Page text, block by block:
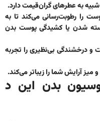
به عطرهای گران‌قیمت دارد.
را رطوبت‌رسانی می‌کند تا به
شدن یا کشیدگی پوست بدن
و درخشندگی بی‌نظیری را تجربه
میز آرایش شما را زیباتر می‌کند.
بدن این د